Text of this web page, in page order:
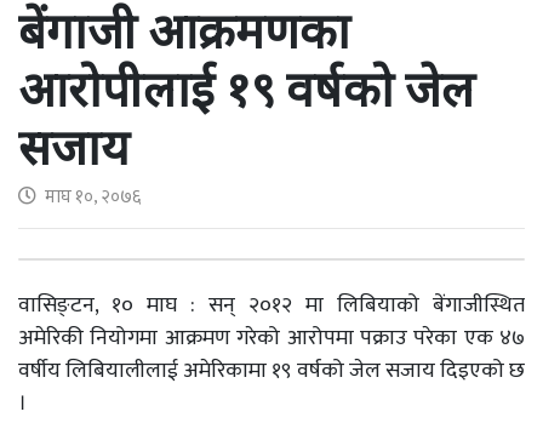
बेंगाजी आक्रमणका
आरोपीलाई १९ वर्षको जेल
सजाय
माघ १०, २०७६
वासिङ्टन, १० माघ : सन् २०१२ मा लिबियाको बेंगाजीस्थित
अमेरिकी नियोगमा आक्रमण गरेको आरोपमा पक्राउ परेका एक ४७
वर्षीय लिबियालीलाई अमेरिकामा १९ वर्षको जेल सजाय दिइएको छ
।